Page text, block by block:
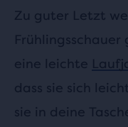
Zu guter Letzt
Frühlingsschauer
eine leichte
dass sie sich
sie in deine